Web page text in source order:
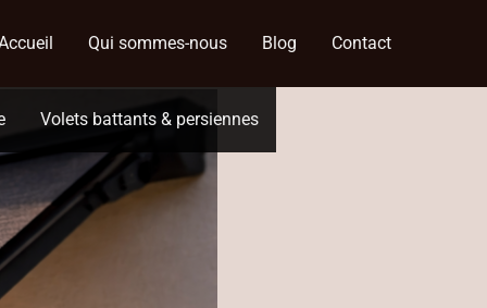
Qui sommes-nous Blog Contact
Volets battants & persiennes